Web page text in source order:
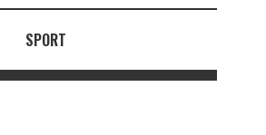
SPORT